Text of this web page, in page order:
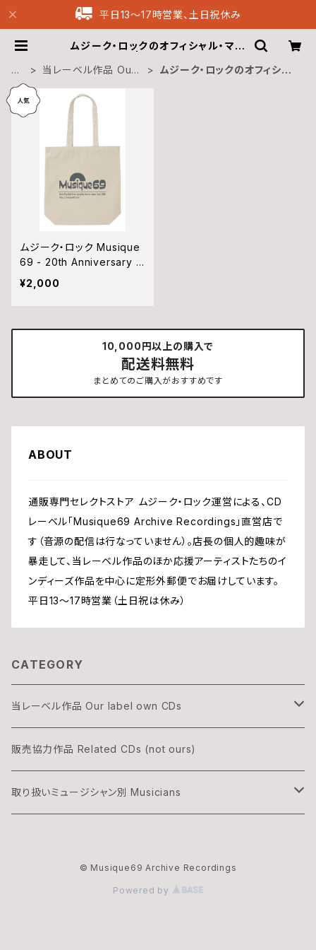
平日13〜17時営業、土日祝休み
ムジーク・ロックのオフィシャル・マー
ve Recordings
H
O
M
E
当レーベル作品 Our l
ムジーク・ロックのオフィシャ
ムジーク・ロック Musique
69 - 20th Anniversary T
ote
¥2,000
10,000円以上の購入で
配送料無料
まとめてのご購入がおすすめです
ABOUT
通販専門セレクトストア ムジーク・ロック運営による、CD
レーベル「Musique69 Archive Recordings」直営店で
す（音源の配信は行なっていません）。店長の個人的趣味が
暴走して、当レーベル作品のほか応援アーティストたちのイ
ンディーズ作品を中心に定形外郵便でお届けしています。
平日13〜17時営業（土日祝は休み）
CATEGORY
当レーベル作品 Our label own CDs
DOGON
THREE & ONLY
販売協力作品 Related CDs (not ours)
取り扱いミュージシャン別 Musicians
© Musique69 Archive Recordings
Powered by